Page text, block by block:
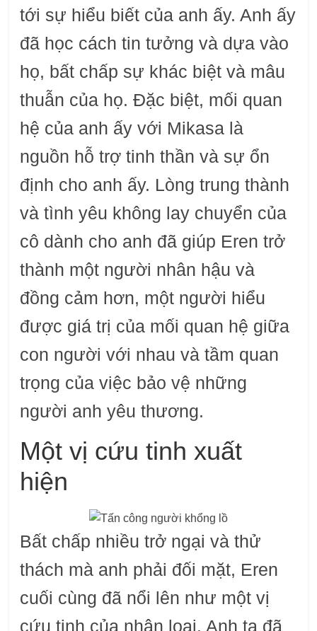
tới sự hiểu biết của anh ấy. Anh ấy
đã học cách tin tưởng và dựa vào
họ, bất chấp sự khác biệt và mâu
thuẫn của họ. Đặc biệt, mối quan
hệ của anh ấy với Mikasa là
nguồn hỗ trợ tinh thần và sự ổn
định cho anh ấy. Lòng trung thành
và tình yêu không lay chuyển của
cô dành cho anh đã giúp Eren trở
thành một người nhân hậu và
đồng cảm hơn, một người hiểu
được giá trị của mối quan hệ giữa
con người với nhau và tầm quan
trọng của việc bảo vệ những
người anh yêu thương.
Một vị cứu tinh xuất
hiện
Bất chấp nhiều trở ngại và thử
thách mà anh phải đối mặt, Eren
cuối cùng đã nổi lên như một vị
cứu tinh của nhân loại. Anh ta đã